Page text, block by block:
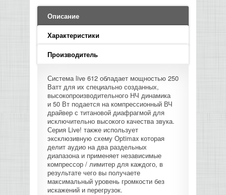
УСИЛИТЕЛИ
МИКШЕРЫ ЦИФРОВЫЕ
САБВУФЕРЫ ПАССИВНЫЕ
СЦЕНИЧЕСКИЕ МОНИТОРЫ
CD|DVD|FLASH|USB ПЛЕЕРЫ,
РЕКОРДЕРЫ
САБВУФЕРЫ АКТИВНЫЕ
LED PAR
БАСОВЫЕ УСИЛИТЕЛИ И КАБИНЕТЫ
ГИТАРНЫЕ ПРИНАДЛЕЖНОСТИ
КЛАВИШНЫЕ КОМБО
СТОЙКИ ДЛЯ КЛАВИШНЫХ
ПРЕАМПЫ И МИКРОФОННЫЕ
ПРОЦЕССОРЫ
ФЛЕЙТЫ
ПРОИГРЫВАТЕЛИ ВИНИЛА
ВИДЕО РЕКОРДЕРЫ
ВИДЕО КОНВЕРТЕРЫ
АКУСТИЧЕСКИЕ
ГРОМКОГОВОРИТЕЛИ
АНОНСЫ НОВИНОК
ИНФОРМАЦИЯ
О МАГАЗИНЕ
КАК КУПИТЬ
ДОСТАВКА
ОПЛАТА
КОНТАКТЫ
Описание
Характеристики
Производитель
Система live 612 обладает мощностью 250
Ватт для их специально созданных,
высокопроизводительного НЧ динамика
и 50 Вт подается на компрессионный ВЧ
драйвер с титановой диафрагмой для
исключительно высокого качества звука.
Серия Live! также использует
эксклюзивную схему Optimax которая
делит аудио на два раздельных
диапазона и применяет независимые
компрессор / лимитер для каждого, в
результате чего вы получаете
максимальный уровень громкости без
искажений и перегрузок.